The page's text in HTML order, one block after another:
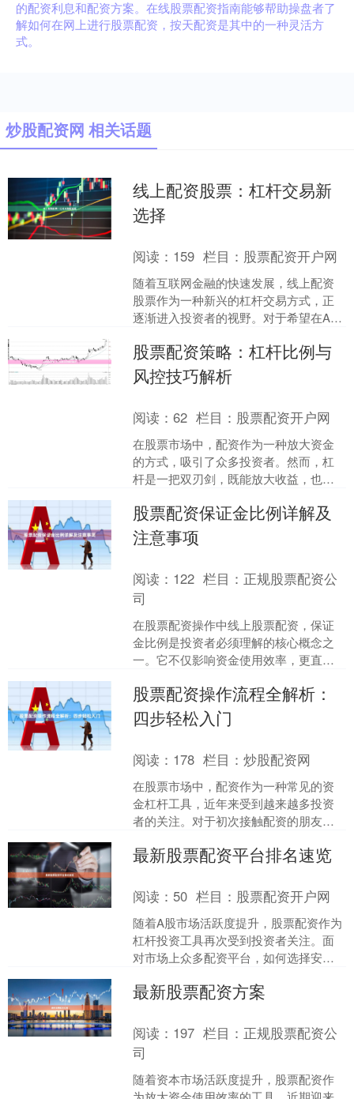
的配资利息和配资方案。在线股票配资指南能够帮助操盘者了
解如何在网上进行股票配资，按天配资是其中的一种灵活方
式。
炒股配资网 相关话题
线上配资股票：杠杆交易新
选择
阅读： 159 栏目： 股票配资开户网
随着互联网金融的快速发展，线上配资
股票作为一种新兴的杠杆交易方式，正
逐渐进入投资者的视野。对于希望在A股
线上配资提供了一条相对....
股票配资策略：杠杆比例与
风控技巧解析
阅读：62 栏目： 股票配资开户网
在股票市场中，配资作为一种放大资金
的方式，吸引了众多投资者。然而，杠
杆是一把双刃剑，既能放大收益，也可
的合理选择与风控技巧，帮....
股票配资保证金比例详解及
注意事项
阅读： 122 栏目： 正规股票配资公
司
在股票配资操作中线上股票配资，保证
金比例是投资者必须理解的核心概念之
一。它不仅影响资金使用效率，更直接
读股票配资保证金比例的含....
股票配资操作流程全解析：
四步轻松入门
阅读： 178 栏目：炒股配资网
在股票市场中，配资作为一种常见的资
金杠杆工具，近年来受到越来越多投资
者的关注。对于初次接触配资的朋友来
使用这一工具的前提。本文....
最新股票配资平台排名速览
阅读： 50 栏目： 股票配资开户网
随着A股市场活跃度提升，股票配资作为
杠杆投资工具再次受到投资者关注。面
对市场上众多配资平台，如何选择安
本文基于平台资质、资金安....
最新股票配资方案
阅读： 197 栏目： 正规股票配资公
司
随着资本市场活跃度提升，股票配资作